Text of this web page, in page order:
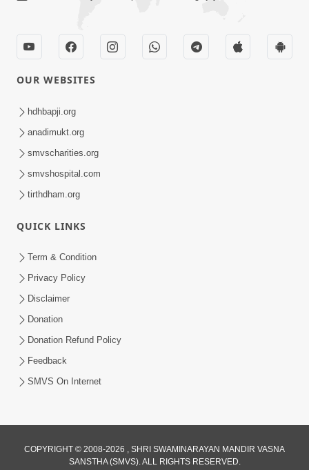
OUR WEBSITES
hdhbapji.org
anadimukt.org
smvscharities.org
smvshospital.com
tirthdham.org
QUICK LINKS
Term & Condition
Privacy Policy
Disclaimer
Donation
Donation Refund Policy
Feedback
SMVS On Internet
COPYRIGHT © 2008-2026 , SHRI SWAMINARAYAN MANDIR VASNA
SANSTHA (SMVS). ALL RIGHTS RESERVED.